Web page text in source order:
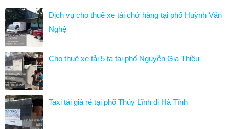
Dịch vụ cho thuê xe tải chở hàng tại phố Huỳnh Văn
Nghệ
Cho thuê xe tải 5 tạ tại phố Nguyễn Gia Thiều
Taxi tải giá rẻ tại phố Thúy Lĩnh đi Hà Tĩnh